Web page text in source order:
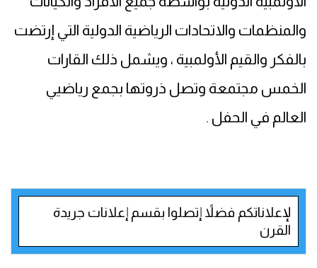
والمنظمات والاتحادات الرياضية الدولية التي إرتضت
بالفكر والقيم الأولمبية ، ويشمل ذلك القارات
الخمس مجتمعة وتصل ذروتها بجمع رياضيي
العالم في الحفل .
لإعلاناتكم فضلاً إتصلوا بقسم إعلانات جريدة
القرن